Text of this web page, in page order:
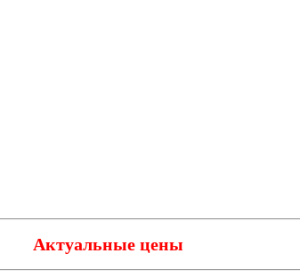
Актуальные цены